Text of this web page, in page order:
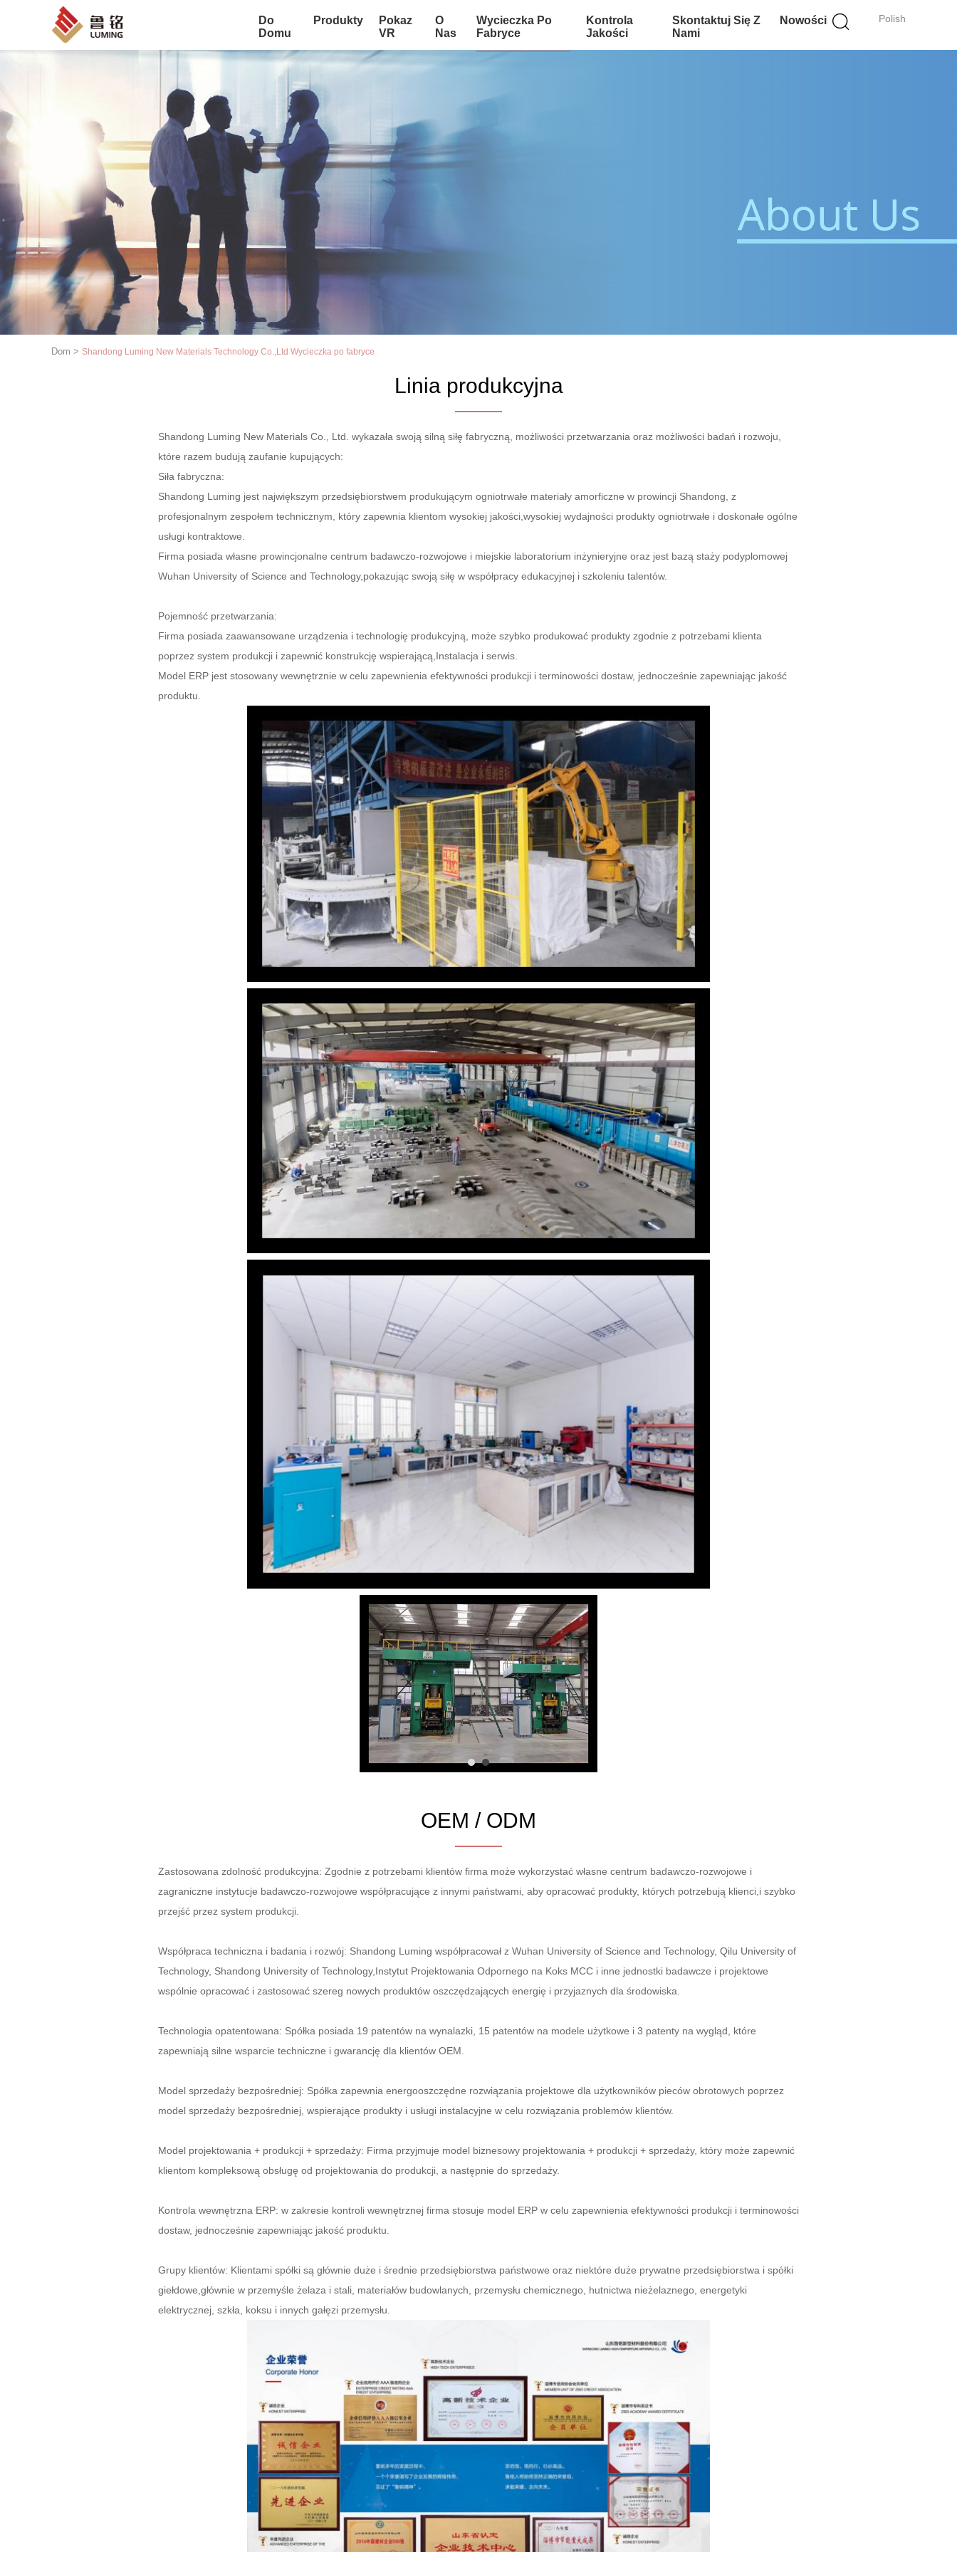
Polish
Do
Domu
Produkty
Pokaz
VR
O
Nas
Wycieczka Po
Fabryce
Kontrola
Jakości
Skontaktuj Się Z
Nami
Nowości
Dom > Shandong Luming New Materials Technology Co.,Ltd Wycieczka po fabryce
Linia produkcyjna
Shandong Luming New Materials Co., Ltd. wykazała swoją silną siłę fabryczną, możliwości przetwarzania oraz możliwości badań i rozwoju,
które razem budują zaufanie kupujących:
Siła fabryczna:
Shandong Luming jest największym przedsiębiorstwem produkującym ogniotrwałe materiały amorficzne w prowincji Shandong, z
profesjonalnym zespołem technicznym, który zapewnia klientom wysokiej jakości,wysokiej wydajności produkty ogniotrwałe i doskonałe ogólne
usługi kontraktowe.
Firma posiada własne prowincjonalne centrum badawczo-rozwojowe i miejskie laboratorium inżynieryjne oraz jest bazą staży podyplomowej
Wuhan University of Science and Technology,pokazując swoją siłę w współpracy edukacyjnej i szkoleniu talentów.
Pojemność przetwarzania:
Firma posiada zaawansowane urządzenia i technologię produkcyjną, może szybko produkować produkty zgodnie z potrzebami klienta
poprzez system produkcji i zapewnić konstrukcję wspierającą,Instalacja i serwis.
Model ERP jest stosowany wewnętrznie w celu zapewnienia efektywności produkcji i terminowości dostaw, jednocześnie zapewniając jakość
produktu.
OEM / ODM
Zastosowana zdolność produkcyjna: Zgodnie z potrzebami klientów firma może wykorzystać własne centrum badawczo-rozwojowe i
zagraniczne instytucje badawczo-rozwojowe współpracujące z innymi państwami, aby opracować produkty, których potrzebują klienci,i szybko
przejść przez system produkcji.
Współpraca techniczna i badania i rozwój: Shandong Luming współpracował z Wuhan University of Science and Technology, Qilu University of
Technology, Shandong University of Technology,Instytut Projektowania Odpornego na Koks MCC i inne jednostki badawcze i projektowe
wspólnie opracować i zastosować szereg nowych produktów oszczędzających energię i przyjaznych dla środowiska.
Technologia opatentowana: Spółka posiada 19 patentów na wynalazki, 15 patentów na modele użytkowe i 3 patenty na wygląd, które
zapewniają silne wsparcie techniczne i gwarancję dla klientów OEM.
Model sprzedaży bezpośredniej: Spółka zapewnia energooszczędne rozwiązania projektowe dla użytkowników pieców obrotowych poprzez
model sprzedaży bezpośredniej, wspierające produkty i usługi instalacyjne w celu rozwiązania problemów klientów.
Model projektowania + produkcji + sprzedaży: Firma przyjmuje model biznesowy projektowania + produkcji + sprzedaży, który może zapewnić
klientom kompleksową obsługę od projektowania do produkcji, a następnie do sprzedaży.
Kontrola wewnętrzna ERP: w zakresie kontroli wewnętrznej firma stosuje model ERP w celu zapewnienia efektywności produkcji i terminowości
dostaw, jednocześnie zapewniając jakość produktu.
Grupy klientów: Klientami spółki są głównie duże i średnie przedsiębiorstwa państwowe oraz niektóre duże prywatne przedsiębiorstwa i spółki
giełdowe,głównie w przemyśle żelaza i stali, materiałów budowlanych, przemysłu chemicznego, hutnictwa nieżelaznego, energetyki
elektrycznej, szkła, koksu i innych gałęzi przemysłu.